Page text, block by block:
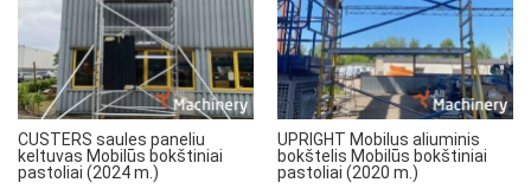
CUSTERS saules paneliu
keltuvas Mobilūs bokštiniai
pastoliai (2024 m.)
UPRIGHT Mobilus aliuminis
bokštelis Mobilūs bokštiniai
pastoliai (2020 m.)